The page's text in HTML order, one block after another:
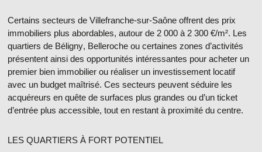
Certains secteurs de Villefranche-sur-Saône offrent des prix
immobiliers plus abordables, autour de 2 000 à 2 300 €/m². Les
quartiers de Béligny, Bellerocheou certaines zones d’activités
présentent ainsi des opportunités intéressantes pour acheter un
premier bien immobilierou réaliser un investissement locatif
avec un budget maîtrisé. Ces secteurs peuvent séduire les
acquéreurs en quête de surfaces plus grandes ou d’un ticket
d’entrée plus accessible, tout en restant à proximité du centre.
LES QUARTIERS À FORT POTENTIEL